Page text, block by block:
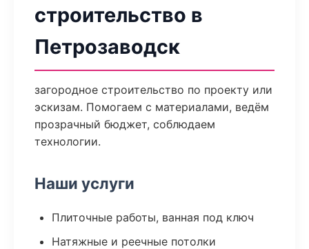
строительство в
Петрозаводск
загородное строительство по проекту или
эскизам. Помогаем с материалами, ведём
прозрачный бюджет, соблюдаем
технологии.
Наши услуги
Плиточные работы, ванная под ключ
Натяжные и реечные потолки